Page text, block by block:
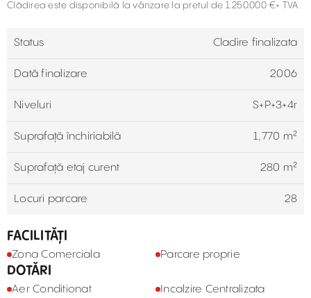
Clădirea este disponibilă la vânzare la pretul de 1.250.000 €+ TVA.
Status Cladire finalizata
Dată finalizare 2006
Niveluri S+P+3+4r
Suprafață închiriabilă 1,770 m²
Suprafață etaj curent 280 m²
Locuri parcare 28
FACILITĂȚI
Zona Comerciala Parcare proprie
DOTĂRI
Aer Conditionat
Incalzire Centralizata